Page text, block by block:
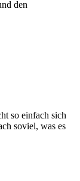
den
so einfach sich
soviel, was es